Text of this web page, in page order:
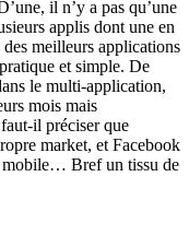
il n’y a pas qu’une
applis dont une en
meilleurs applications
et simple. De
le multi-application,
mois mais
il préciser que
market, et Facebook
mobile… Bref un tissu de